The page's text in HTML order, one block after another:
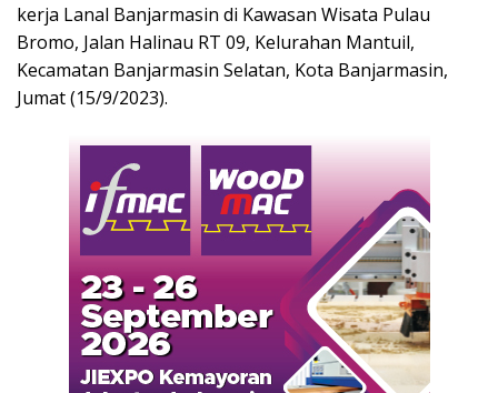
kerja Lanal Banjarmasin di Kawasan Wisata Pulau
Bromo, Jalan Halinau RT 09, Kelurahan Mantuil,
Kecamatan Banjarmasin Selatan, Kota Banjarmasin,
Jumat (15/9/2023).